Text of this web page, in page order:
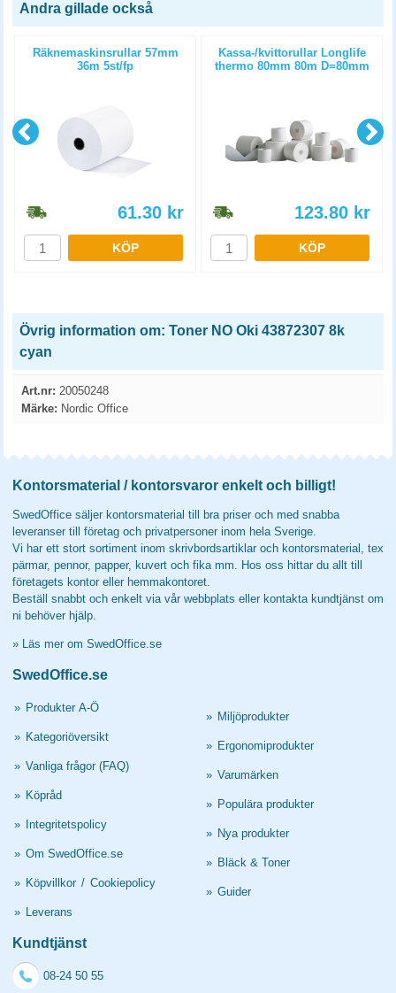
Andra gillade också
Räknemaskinsrullar 57mm
36m 5st/fp
61.30 kr
KÖP
Kassa-/kvittorullar Longlife
thermo 80mm 80m D=80mm
123.80 kr
KÖP
Övrig information om: Toner NO Oki 43872307 8k
cyan
Art.nr: 20050248
Märke: Nordic Office
Kontorsmaterial / kontorsvaror enkelt och billigt!
SwedOffice säljer kontorsmaterial till bra priser och med snabba
leveranser till företag och privatpersoner inom hela Sverige.
Vi har ett stort sortiment inom skrivbordsartiklar och kontorsmaterial, tex
pärmar, pennor, papper, kuvert och fika mm. Hos oss hittar du allt till
företagets kontor eller hemmakontoret.
Beställ snabbt och enkelt via vår webbplats eller kontakta kundtjänst om
ni behöver hjälp.
» Läs mer om SwedOffice.se
SwedOffice.se
» Produkter A-Ö
» Kategoriöversikt
» Vanliga frågor (FAQ)
» Köpråd
» Integritetspolicy
» Om SwedOffice.se
» Köpvillkor / Cookiepolicy
» Leverans
» Miljöprodukter
» Ergonomiprodukter
» Varumärken
» Populära produkter
» Nya produkter
» Bläck & Toner
» Guider
Kundtjänst
08-24 50 55